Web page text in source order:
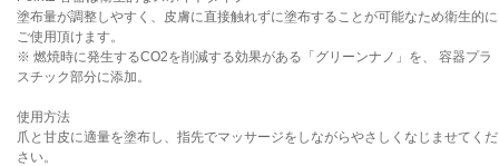
塗布量が調整しやすく、皮膚に直接触れずに塗布することが可能なため衛生的に
ご使用頂けます。
※ 燃焼時に発生するCO2を削減する効果がある「グリーンナノ」を、 容器プラ
スチック部分に添加。
使用方法
爪と甘皮に適量を塗布し、指先でマッサージをしながらやさしくなじませてくだ
さい。